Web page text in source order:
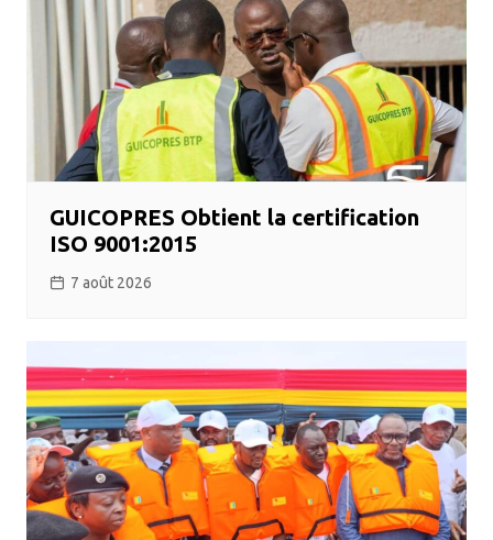
GUICOPRES Obtient la certification
ISO 9001:2015
7 août 2026